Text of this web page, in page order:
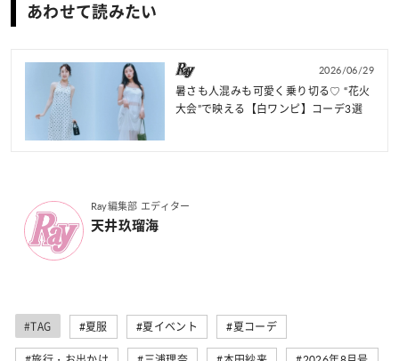
あわせて読みたい
2026/06/29
暑さも人混みも可愛く乗り切る♡ “花火
大会”で映える【白ワンピ】コーデ3選
Ray編集部 エディター
天井玖瑠海
#TAG #夏服 #夏イベント #夏コーデ